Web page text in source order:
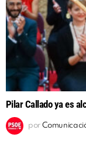
Pilar Callado ya es
por